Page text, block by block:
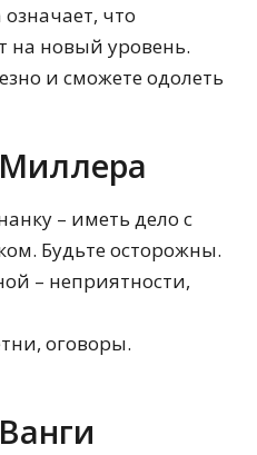
что
на новый уровень.
и сможете одолеть
– иметь дело с
Будьте осторожны.
– неприятности,
оговоры.